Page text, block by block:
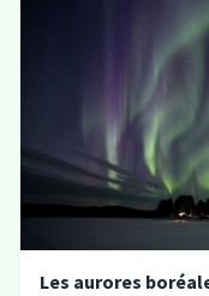
Les aurores